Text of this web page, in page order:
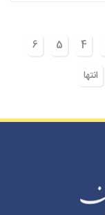
4
5
6
انتها